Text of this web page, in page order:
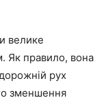
велике
Як правило, вона
рух
зменшення